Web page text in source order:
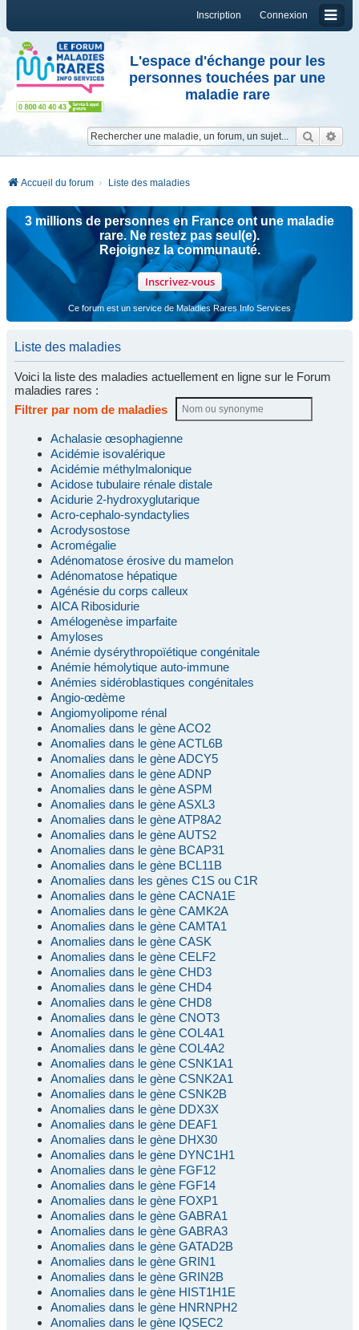
Connexion
Inscription
L'espace d'échange pour les
personnes touchées par une
maladie rare
Accueil du forum Liste des maladies
3 millions de personnes en France ont une maladie
rare. Ne restez pas seul(e).
Rejoignez la communauté.
Inscrivez-vous
Ce forum est un service de Maladies Rares Info Services
Liste des maladies
Voici la liste des maladies actuellement en ligne sur le Forum
maladies rares :
Filtrer par nom de maladies
Achalasie œsophagienne
Acidémie isovalérique
Acidémie méthylmalonique
Acidose tubulaire rénale distale
Acidurie 2-hydroxyglutarique
Acro-cephalo-syndactylies
Acrodysostose
Acromégalie
Adénomatose érosive du mamelon
Adénomatose hépatique
Agénésie du corps calleux
AICA Ribosidurie
Amélogenèse imparfaite
Amyloses
Anémie dysérythropoïétique congénitale
Anémie hémolytique auto-immune
Anémies sidéroblastiques congénitales
Angio-œdème
Angiomyolipome rénal
Anomalies dans le gène ACO2
Anomalies dans le gène ACTL6B
Anomalies dans le gène ADCY5
Anomalies dans le gène ADNP
Anomalies dans le gène ASPM
Anomalies dans le gène ASXL3
Anomalies dans le gène ATP8A2
Anomalies dans le gène AUTS2
Anomalies dans le gène BCAP31
Anomalies dans le gène BCL11B
Anomalies dans les gènes C1S ou C1R
Anomalies dans le gène CACNA1E
Anomalies dans le gène CAMK2A
Anomalies dans le gène CAMTA1
Anomalies dans le gène CASK
Anomalies dans le gène CELF2
Anomalies dans le gène CHD3
Anomalies dans le gène CHD4
Anomalies dans le gène CHD8
Anomalies dans le gène CNOT3
Anomalies dans le gène COL4A1
Anomalies dans le gène COL4A2
Anomalies dans le gène CSNK1A1
Anomalies dans le gène CSNK2A1
Anomalies dans le gène CSNK2B
Anomalies dans le gène DDX3X
Anomalies dans le gène DEAF1
Anomalies dans le gène DHX30
Anomalies dans le gène DYNC1H1
Anomalies dans le gène FGF12
Anomalies dans le gène FGF14
Anomalies dans le gène FOXP1
Anomalies dans le gène GABRA1
Anomalies dans le gène GABRA3
Anomalies dans le gène GATAD2B
Anomalies dans le gène GRIN1
Anomalies dans le gène GRIN2B
Anomalies dans le gène HIST1H1E
Anomalies dans le gène HNRNPH2
Anomalies dans le gène IQSEC2